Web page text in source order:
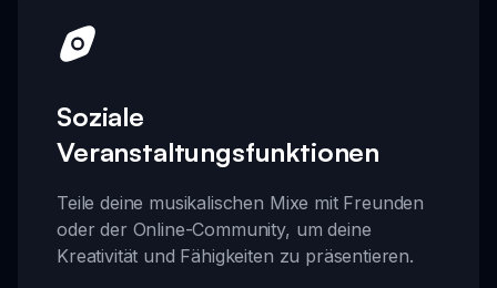
Soziale
Veranstaltungsfunktionen
Teile deine musikalischen Mixe mit Freunden
oder der Online-Community, um deine
Kreativität und Fähigkeiten zu präsentieren.